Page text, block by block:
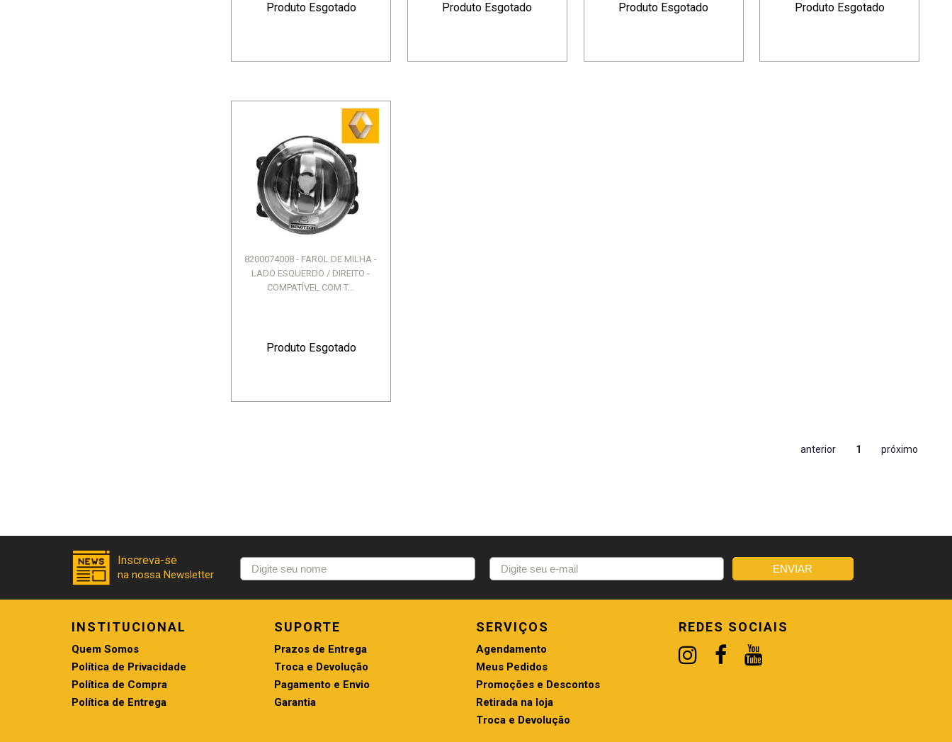
Produto Esgotado Produto Esgotado Produto Esgotado Produto Esgotado
8200074008 - FAROL DE MILHA -
LADO ESQUERDO / DIREITO -
COMPATÍVEL COM T...
Produto Esgotado
anterior 1 próximo
INSTITUCIONAL
Quem Somos
Política de Privacidade
Política de Compra
Política de Entrega
SUPORTE
Prazos de Entrega
Troca e Devolução
Pagamento e Envio
Garantia
SERVIÇOS
Agendamento
Meus Pedidos
Promoções e Descontos
Retirada na loja
Troca e Devolução
REDES SOCIAIS